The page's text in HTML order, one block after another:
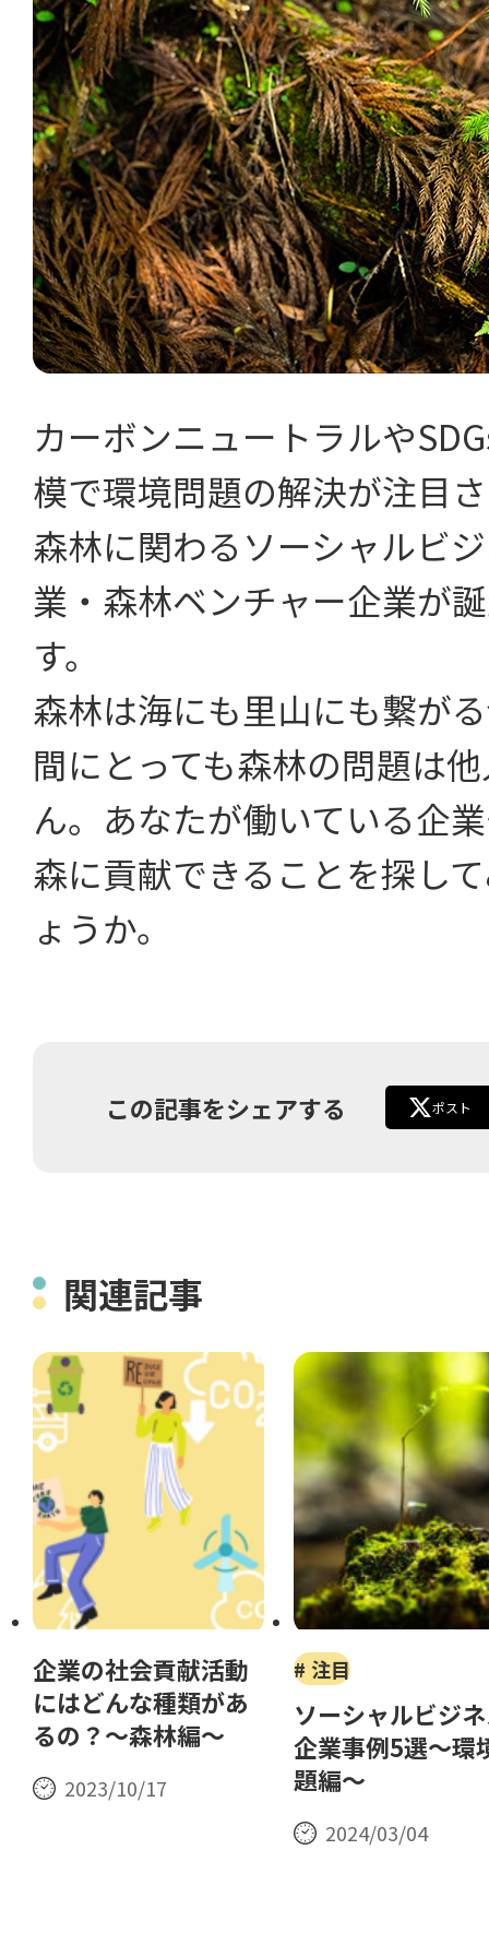
カーボンニュートラルや
模で環境問題の解決が注目
森林に関わるソーシャルビ
業・森林ベンチャー企業が
す。
森林は海にも里山にも繋が
間にとっても森林の問題は
ん。あなたが働いている企
森に貢献できることを探し
ょうか。
この記事をシェアする ポスト
関連記事
企業の社会貢献活動
にはどんな種類があ
るの？～森林編～
2023/10/17
注目
ソーシャルビジ
企業事例5選～環
題編～
2024/03/04